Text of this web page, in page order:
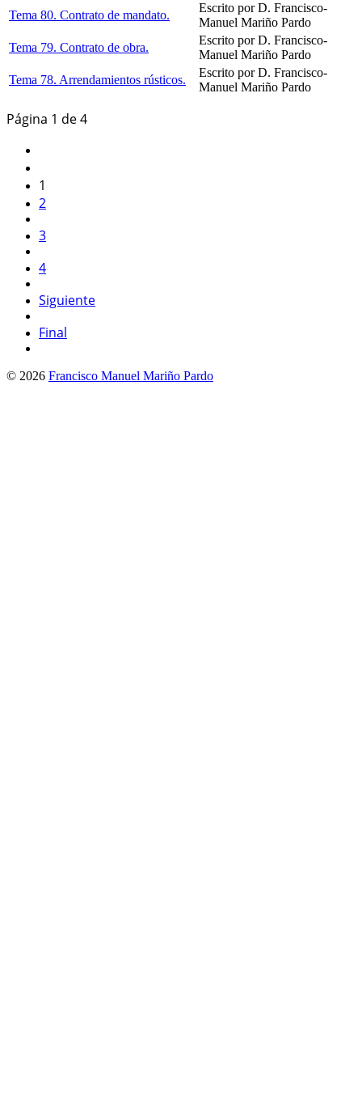
Tema 80. Contrato de mandato.
Escrito por D. Francisco-
Manuel Mariño Pardo
Tema 79. Contrato de obra.
Escrito por D. Francisco-
Manuel Mariño Pardo
Tema 78. Arrendamientos rústicos.
Escrito por D. Francisco-
Manuel Mariño Pardo
Página 1 de 4
1
2
3
4
Siguiente
Final
© 2026 Francisco Manuel Mariño Pardo